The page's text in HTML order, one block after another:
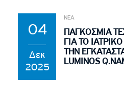
04
Δεκ
2025
ΝΕΑ
ΠΑΓΚΟΣΜΙΑ
ΓΙΑ ΤΟ
ΤΗΝ
LUMINOS